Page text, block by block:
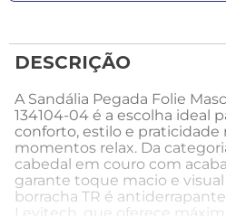
DESCRIÇÃO
A Sandália Pegada Folie
134104-04 é a escolha ideal
conforto, estilo e praticidade
momentos relax. Da
cabedal em couro com
garante toque macio e
borracha TR é